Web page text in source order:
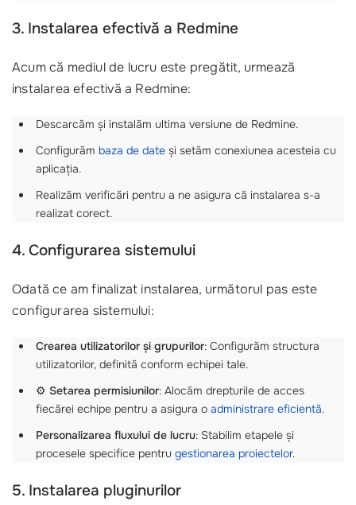
3. Instalarea efectivă a Redmine
Acum că mediul de lucru este pregătit, urmează
instalarea efectivă a Redmine:
Descarcăm și instalăm ultima versiune de Redmine.
Configurăm baza de date și setăm conexiunea acesteia cu
aplicația.
Realizăm verificări pentru a ne asigura că instalarea s-a
realizat corect.
4. Configurarea sistemului
Odată ce am finalizat instalarea, următorul pas este
configurarea sistemului:
Crearea utilizatorilor și grupurilor: Configurăm structura
utilizatorilor, definită conform echipei tale.
⚙️ Setarea permisiunilor: Alocăm drepturile de acces
fiecărei echipe pentru a asigura o administrare eficientă.
Personalizarea fluxului de lucru: Stabilim etapele și
procesele specifice pentru gestionarea proiectelor.
5. Instalarea pluginurilor